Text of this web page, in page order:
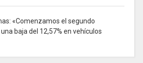
«Comenzamos el segundo
baja del 12,57% en vehículos